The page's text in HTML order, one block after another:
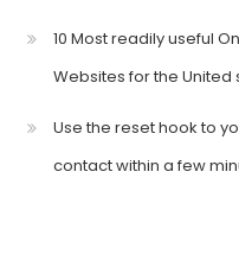
10 Most readily useful
Websites for the United
Use the reset hook to
contact within a few